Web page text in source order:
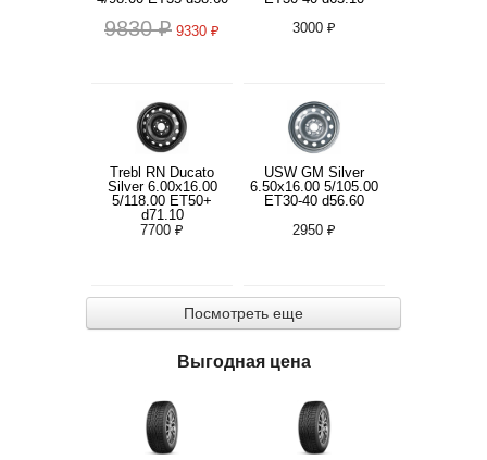
9830 ₽ 9330 ₽
3000 ₽
Trebl RN Ducato
Silver 6.00x16.00
5/118.00 ET50+
d71.10
7700 ₽
USW GM Silver
6.50x16.00 5/105.00
ET30-40 d56.60
2950 ₽
Посмотреть еще
Выгодная цена